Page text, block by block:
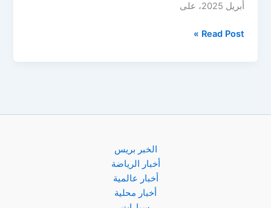
أبريل 2025، على
مباراة
Read Post »
الخبر بريس
أخبار الرياضة
أخبار عالمية
أخبار محلية